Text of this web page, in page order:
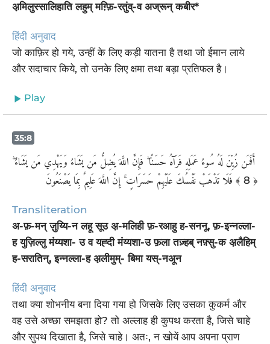
अ़मिलुस्सालिहाति लहुम् मग़्फ़ि-रतुंव्-व अज्रून् कबीर*
हिंदी अनुवाद
जो काफ़िर हो गये, उन्हीं के लिए कड़ी यातना है तथा जो ईमान लाये
और सदाचार किये, तो उनके लिए क्षमा तथा बड़ा प्रतिफल है।
Play
35:8
‏ أَفَمَن زُيِّنَ لَهُ سُوءُ عَمَلِهِ فَرَآهُ حَسَنًا ۖ فَإِنَّ اللَّهَ يُضِلُّ مَن يَشَاءُ وَيَهْدِي مَن يَشَاءُ ۖ
فَلَا تَذْهَبْ نَفْسُكَ عَلَيْهِمْ حَسَرَاتٍ ۚ إِنَّ اللَّهَ عَلِيمٌ بِمَا يَصْنَعُونَ ﴾ 8 ﴿
Transliteration
अ-फ़-मन् ज़ुय्यि-न लहू सूउ अ़-मलिही फ़-रआहु ह-सननू, फ़-इन्नल्ला-
ह युज़िल्लु मंय्यशा- उ व यह्दी मंय्यशा-उ फ़ला तज़्हब् नफ़्सु-क अ़लैहिम्
ह-सरातिन्, इन्नल्ला-ह अ़लीमुम्- बिमा यस्-नअून
हिंदी अनुवाद
तथा क्या शोभनीय बना दिया गया हो जिसके लिए उसका कुकर्म और
वह उसे अच्छा समझता हो? तो अल्लाह ही कुपथ करता है, जिसे चाहे
और सुपथ दिखाता है, जिसे चाहे। अतः, न खोयें आप अपना प्राण